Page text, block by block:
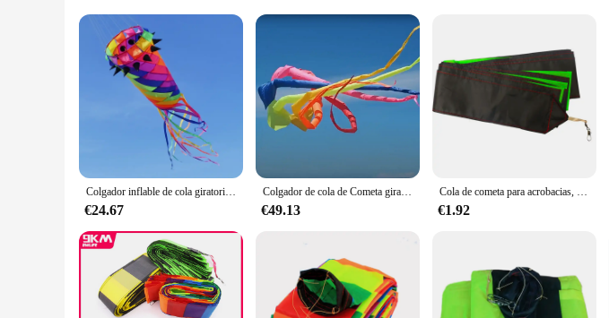
Performance and Property: Strong adhesive properties for secure rocket assembly
Parts and Accessories: Comprehensive sets for sale
Features:
**Durable and Reliable Adhesive**
Our colas para cometas are formulated with a high-grade epoxy resin that ensures a strong and
reassembly, providing peace of mind for both casual hobbyists and seasoned model rocket
for a more enjoyable and reliable experience.
**Versatile and Convenient for All**
Whether you're a seasoned professional or a newcomer to the world of model rockets, our colas
hold that is both quick and reliable. The comprehensive sets available for sale are tailored to meet
construct and launch your rockets with confidence.
We understand the importance of a strong community in the model rocket world. That's why we
model rockets. Our commitment to the community extends beyond just the adhesive; we aim to
you're not just purchasing a product; you're investing in the future of model rocketry.
Colgador inflable de cola giratoria para cometas profesionales, Cometa suave de arcoíris, duradera y resistente a roturas, 3D, 3,5 M
€24.67
Colgador de cola de Cometa giratorio 3D de arcoíris, accesorio suave para actuaciones en la playa y al aire libre, fácil de volar y resistente a las roturas, 6,5 M
€49.13
Cola de cometa para acrobacias, tubo de cometa para Delta, línea única/línea Dual, cometa para niños, juego de playa, fiesta, deporte al aire libre, accesorios de cometa QX2D
€1.92